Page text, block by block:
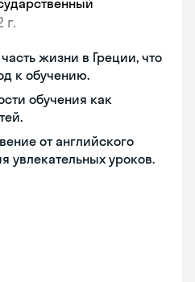
г.
жизни в Греции, что
к обучению.
обучения как
от английского
увлекательных уроков.